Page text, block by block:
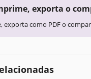
exporta o
exporta como PDF o